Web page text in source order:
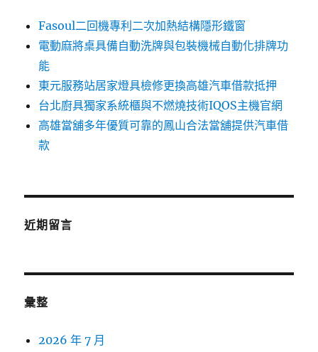
Fasoul二回機專利二次加熱結構隱形鐵窗
電動麻將桌具備自動洗牌與包裝機械自動化排牌功
能
東元服務站居家燈具檢修更換高雄汽車借款抵押
台北廚具獨家系統櫃與不燃燒技術IQOS主機官網
高雄當舖多年優質可靠的鳳山合法當舖提供汽車借
款
近期留言
彙整
2026 年 7 月